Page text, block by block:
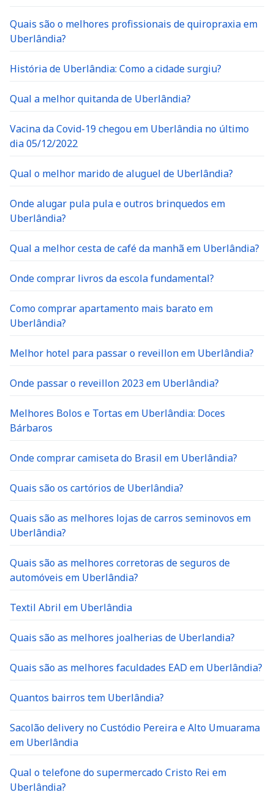
Quais são o melhores profissionais de quiropraxia em
Uberlândia?
História de Uberlândia: Como a cidade surgiu?
Qual a melhor quitanda de Uberlândia?
Vacina da Covid-19 chegou em Uberlândia no último
dia 05/12/2022
Qual o melhor marido de aluguel de Uberlândia?
Onde alugar pula pula e outros brinquedos em
Uberlândia?
Qual a melhor cesta de café da manhã em Uberlândia?
Onde comprar livros da escola fundamental?
Como comprar apartamento mais barato em
Uberlândia?
Melhor hotel para passar o reveillon em Uberlândia?
Onde passar o reveillon 2023 em Uberlândia?
Melhores Bolos e Tortas em Uberlândia: Doces
Bárbaros
Onde comprar camiseta do Brasil em Uberlândia?
Quais são os cartórios de Uberlândia?
Quais são as melhores lojas de carros seminovos em
Uberlândia?
Quais são as melhores corretoras de seguros de
automóveis em Uberlândia?
Textil Abril em Uberlândia
Quais são as melhores joalherias de Uberlandia?
Quais são as melhores faculdades EAD em Uberlândia?
Quantos bairros tem Uberlândia?
Sacolão delivery no Custódio Pereira e Alto Umuarama
em Uberlândia
Qual o telefone do supermercado Cristo Rei em
Uberlândia?